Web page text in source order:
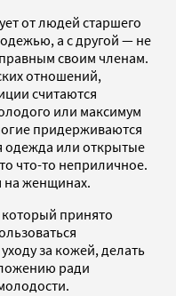
от людей старшего
а с другой — не
своим членам.
отношений,
считаются
или максимум
придерживаются
одежда или открытые
что-то неприличное.
на женщинах.
который принято
за кожей, делать
ради